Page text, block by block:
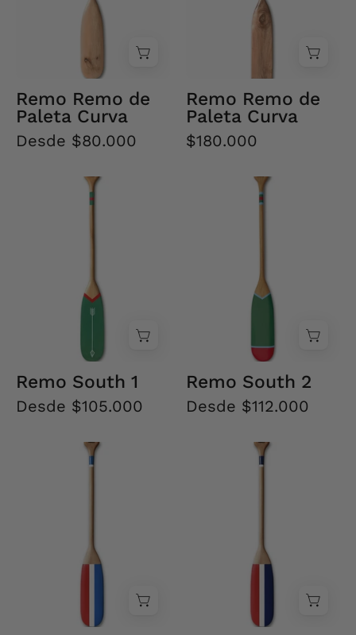
Remo Remo de
Paleta Curva
Desde $80.000
Remo Remo de
Paleta Curva
$180.000
Remo
South
Remo South 1
Desde $105.000
Remo
South
Remo South 2
Desde $112.000
Remo
Tango
Remo
Tango